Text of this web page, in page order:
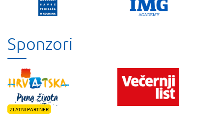
Sponzori
ZLATNI PARTNER